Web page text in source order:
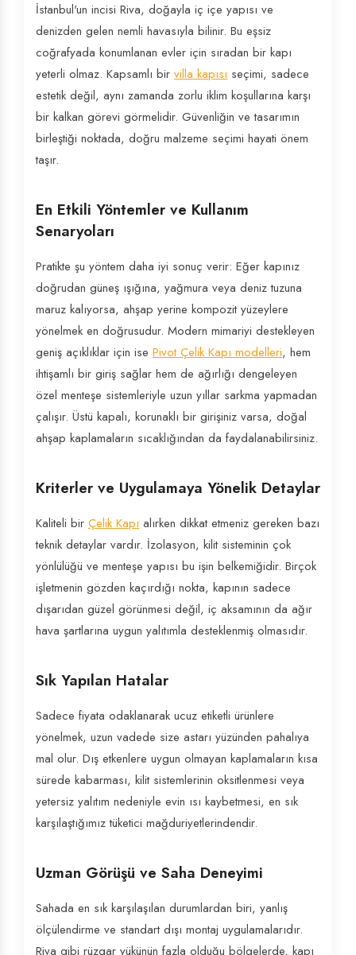
İstanbul'un incisi Riva, doğayla iç içe yapısı ve
denizden gelen nemli havasıyla bilinir. Bu eşsiz
coğrafyada konumlanan evler için sıradan bir kapı
yeterli olmaz. Kapsamlı bir villa kapısı seçimi, sadece
estetik değil, aynı zamanda zorlu iklim koşullarına karşı
bir kalkan görevi görmelidir. Güvenliğin ve tasarımın
birleştiği noktada, doğru malzeme seçimi hayati önem
taşır.
En Etkili Yöntemler ve Kullanım
Senaryoları
Pratikte şu yöntem daha iyi sonuç verir: Eğer kapınız
doğrudan güneş ışığına, yağmura veya deniz tuzuna
maruz kalıyorsa, ahşap yerine kompozit yüzeylere
yönelmek en doğrusudur. Modern mimariyi destekleyen
geniş açıklıklar için ise Pivot Çelik Kapı modelleri, hem
ihtişamlı bir giriş sağlar hem de ağırlığı dengeleyen
özel menteşe sistemleriyle uzun yıllar sarkma yapmadan
çalışır. Üstü kapalı, korunaklı bir girişiniz varsa, doğal
ahşap kaplamaların sıcaklığından da faydalanabilirsiniz.
Kriterler ve Uygulamaya Yönelik Detaylar
Kaliteli bir Çelik Kapı alırken dikkat etmeniz gereken bazı
teknik detaylar vardır. İzolasyon, kilit sisteminin çok
yönlülüğü ve menteşe yapısı bu işin belkemiğidir. Birçok
işletmenin gözden kaçırdığı nokta, kapının sadece
dışarıdan güzel görünmesi değil, iç aksamının da ağır
hava şartlarına uygun yalıtımla desteklenmiş olmasıdır.
Sık Yapılan Hatalar
Sadece fiyata odaklanarak ucuz etiketli ürünlere
yönelmek, uzun vadede size astarı yüzünden pahalıya
mal olur. Dış etkenlere uygun olmayan kaplamaların kısa
sürede kabarması, kilit sistemlerinin oksitlenmesi veya
yetersiz yalıtım nedeniyle evin ısı kaybetmesi, en sık
karşılaştığımız tüketici mağduriyetlerindendir.
Uzman Görüşü ve Saha Deneyimi
Sahada en sık karşılaşılan durumlardan biri, yanlış
ölçülendirme ve standart dışı montaj uygulamalarıdır.
Riva gibi rüzgar yükünün fazla olduğu bölgelerde, kapı